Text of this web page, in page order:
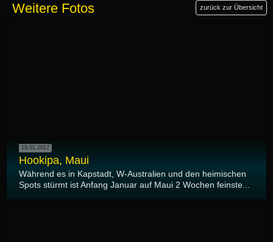
Weitere Fotos zurück zur Übersicht
19.01.2017
Hookipa, Maui
Während es in Kapstadt, W-Australien und den heimischen
Spots stürmt ist Anfang Januar auf Maui 2 Wochen feinste...